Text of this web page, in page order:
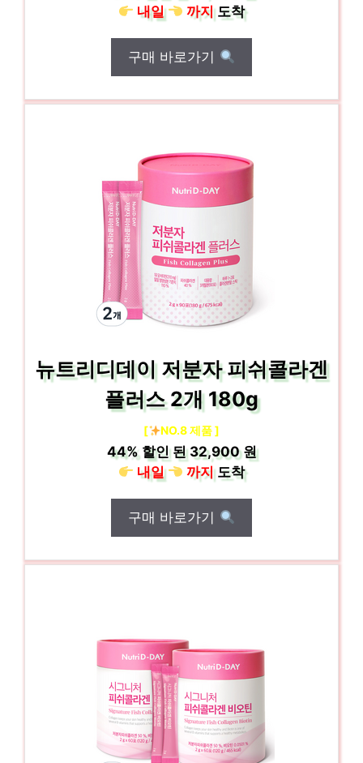
내일
까지도착
구매 바로가기
뉴트리디데이 저분자 피쉬콜라겐
플러스 2개 180g
[ NO.8 제품 ]
44%할인 된32,900 원
내일
까지도착
구매 바로가기